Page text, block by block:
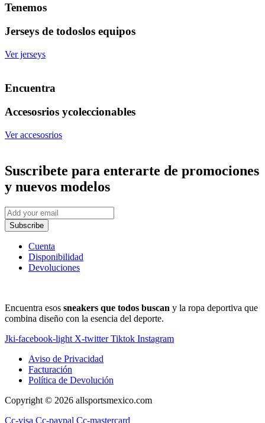
Tenemos
Jerseys de todoslos equipos
Ver jerseys
Encuentra
Accesosrios ycoleccionables
Ver accesosrios
Suscribete para enterarte de promociones
y nuevos modelos
Subscribe
Cuenta
Disponibilidad
Devoluciones
Encuentra esos sneakers que todos buscan y la ropa deportiva que
combina diseño con la esencia del deporte.
Jki-facebook-light X-twitter Tiktok Instagram
Aviso de Privacidad
Facturación
Política de Devolución
Copyright © 2026 allsportsmexico.com
Cc-visa Cc-paypal Cc-mastercard